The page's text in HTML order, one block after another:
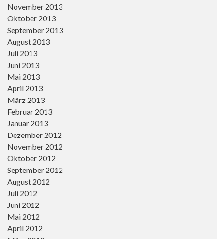
November 2013
Oktober 2013
September 2013
August 2013
Juli 2013
Juni 2013
Mai 2013
April 2013
März 2013
Februar 2013
Januar 2013
Dezember 2012
November 2012
Oktober 2012
September 2012
August 2012
Juli 2012
Juni 2012
Mai 2012
April 2012